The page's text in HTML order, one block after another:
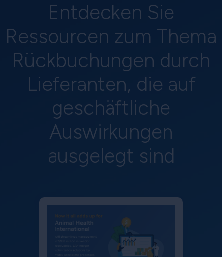
Entdecken Sie
Ressourcen zum Thema
Rückbuchungen durch
Lieferanten, die auf
geschäftliche
Auswirkungen
ausgelegt sind